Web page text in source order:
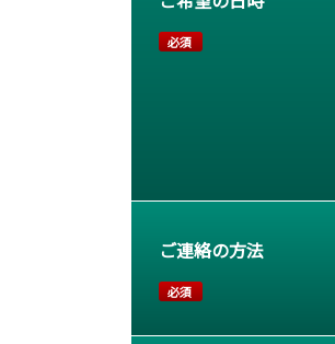
必須
ご連絡の方法
必須